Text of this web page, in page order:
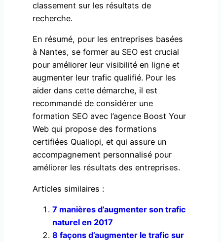
classement sur les résultats de
recherche.
En résumé, pour les entreprises basées
à Nantes, se former au SEO est crucial
pour améliorer leur visibilité en ligne et
augmenter leur trafic qualifié. Pour les
aider dans cette démarche, il est
recommandé de considérer une
formation SEO avec l’agence Boost Your
Web qui propose des formations
certifiées Qualiopi, et qui assure un
accompagnement personnalisé pour
améliorer les résultats des entreprises.
Articles similaires :
7 manières d’augmenter son trafic
naturel en 2017
8 façons d’augmenter le trafic sur